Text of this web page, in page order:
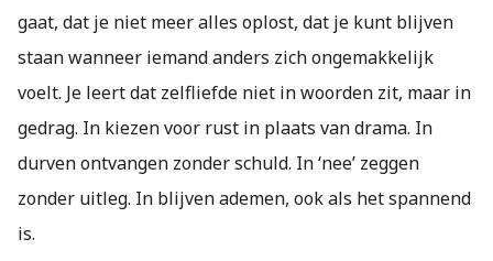
gaat, dat je niet meer alles oplost, dat je kunt blijven
staan wanneer iemand anders zich ongemakkelijk
voelt. Je leert dat zelfliefde niet in woorden zit, maar in
gedrag. In kiezen voor rust in plaats van drama. In
durven ontvangen zonder schuld. In ‘nee’ zeggen
zonder uitleg. In blijven ademen, ook als het spannend
is.